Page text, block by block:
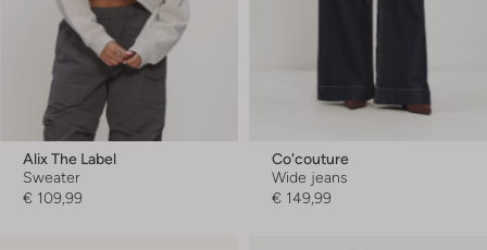
Alix The Label
Sweater
€ 109,99
Co'couture
Wide jeans
€ 149,99